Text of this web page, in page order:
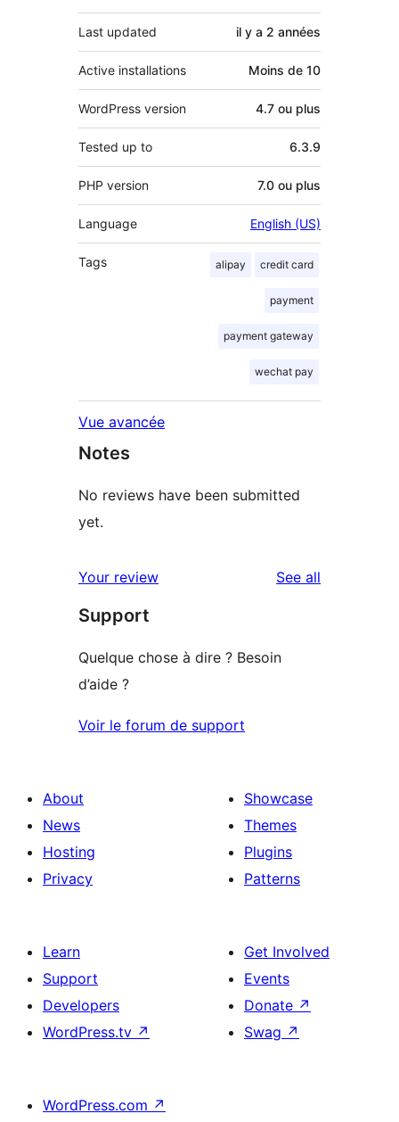
Last updated il y a 2 années
Active installations Moins de 10
WordPress version 4.7 ou plus
Tested up to 6.3.9
PHP version 7.0 ou plus
Language English (US)
Tags alipay credit card
payment
payment gateway
wechat pay
Vue avancée
Notes
No reviews have been submitted
yet.
Your review See all
Support
Quelque chose à dire ? Besoin
d’aide ?
Voir le forum de support
About
News
Hosting
Privacy
Showcase
Themes
Plugins
Patterns
Learn
Support
Developers
WordPress.tv ↗
Get Involved
Events
Donate ↗
Swag ↗
WordPress.com ↗